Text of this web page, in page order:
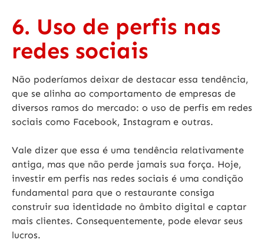
6. Uso de perfis nas
redes sociais
Não poderíamos deixar de destacar essa tendência,
que se alinha ao comportamento de empresas de
diversos ramos do mercado: o uso de perfis em redes
sociais como Facebook, Instagram e outras.
Vale dizer que essa é uma tendência relativamente
antiga, mas que não perde jamais sua força. Hoje,
investir em perfis nas redes sociais é uma condição
fundamental para que o restaurante consiga
construir sua identidade no âmbito digital e captar
mais clientes. Consequentemente, pode elevar seus
lucros.